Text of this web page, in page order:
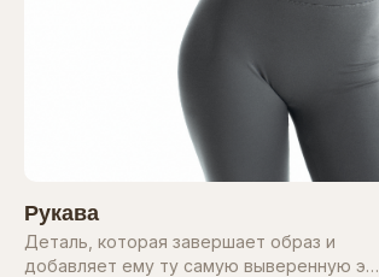
Рукава
Деталь, которая завершает образ и
добавляет ему ту самую выверенную э…